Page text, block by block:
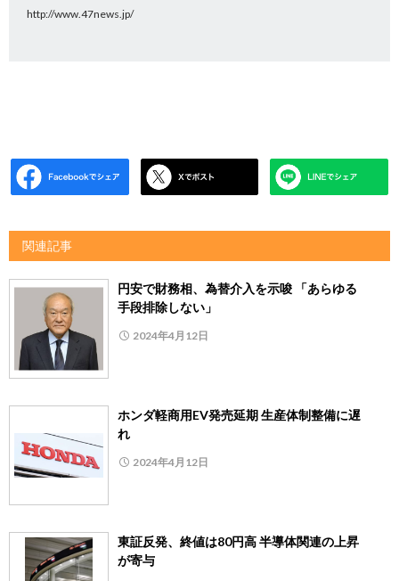
http://www.47news.jp/
関連記事
円安で財務相、為替介入を示唆 「あらゆる
手段排除しない」
2024年4月12日
ホンダ軽商用EV発売延期 生産体制整備に遅
れ
2024年4月12日
東証反発、終値は80円高 半導体関連の上昇
が寄与